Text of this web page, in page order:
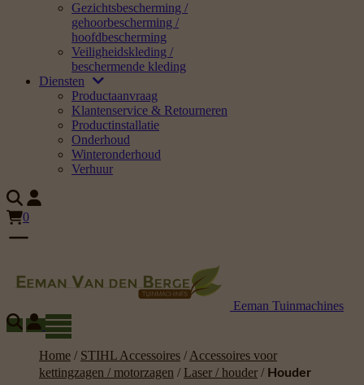
Gezichtsbescherming /
gehoorbescherming /
hoofdbescherming
Veiligheidskleding /
beschermende kleding
Diensten
Productaanvraag
Klantenservice & Retourneren
Productinstallatie
Onderhoud
Winteronderhoud
Verhuur
0
Eeman Tuinmachines
Home / STIHL Accessoires / Accessoires voor
kettingzagen / motorzagen / Laser / houder / Houder